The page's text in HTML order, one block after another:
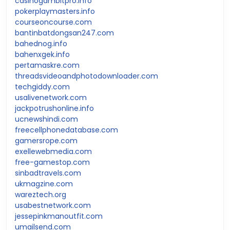
pokerplaymasters.info
courseoncourse.com
bantinbatdongsan247.com
bahednog.info
bahenxgek.info
pertamaskre.com
threadsvideoandphotodownloader.com
techgiddy.com
usalivenetwork.com
jackpotrushonline.info
ucnewshindi.com
freecellphonedatabase.com
gamersrope.com
exellewebmedia.com
free-gamestop.com
sinbadtravels.com
ukmagzine.com
wareztech.org
usabestnetwork.com
jessepinkmanoutfit.com
umailsend.com